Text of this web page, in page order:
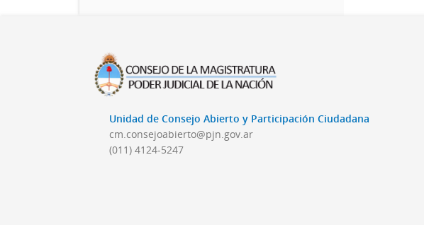
Unidad de Consejo Abierto y Participación Ciudadana
cm.consejoabierto@pjn.gov.ar
(011) 4124-5247